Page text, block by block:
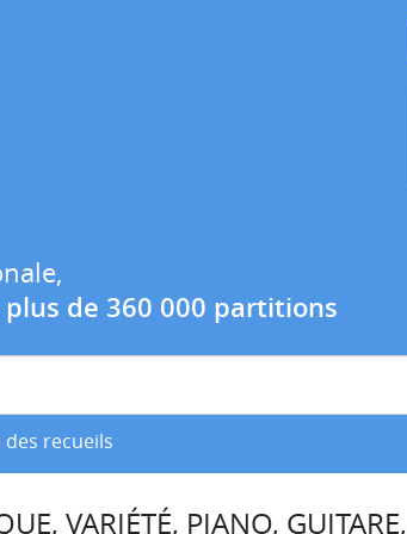
plus de 360 000 partitions
recueils
VARIÉTÉ, PIANO, GUITARE,